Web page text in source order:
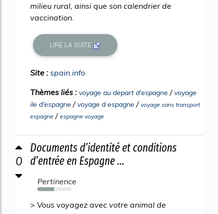
milieu rural, ainsi que son calendrier de
vaccination.
LIRE LA SUITE
Site : spain.info
Thèmes liés : voyage au depart d'espagne /voyage
ile d'espagne /voyage d espagne / voyage sans transport
espagne / espagne voyage
0
Documents d’identité et conditions
d’entrée en Espagne ...
Pertinence
49%
> Vous voyagez avec votre animal de